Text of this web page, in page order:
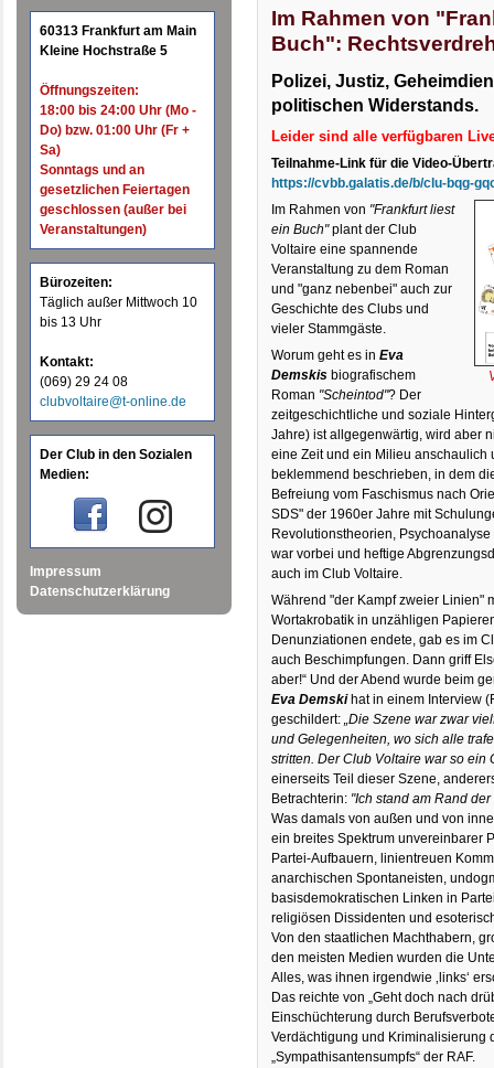
60313 Frankfurt am Main
Kleine Hochstraße 5
Öffnungszeiten:
18:00 bis 24:00 Uhr (Mo -
Do) bzw. 01:00 Uhr (Fr +
Sa)
Sonntags und an
gesetzlichen Feiertagen
geschlossen (außer bei
Veranstaltungen)
Bürozeiten:
Täglich außer Mittwoch 10
bis 13 Uhr
Kontakt:
(069) 29 24 08
clubvoltaire@t-online.de
Der Club in den Sozialen
Medien:
Impressum
Datenschutzerklärung
Im Rahmen von
Buch":
Polizei, Justiz,
politischen Widerstands.
Leider sind alle verfügbaren
Teilnahme-Link für die Video-
https://cvbb.galatis.de/b/clu-bqg-
Im Rahmen von "Frankfurt liest
ein Buch"plant der Club
Voltaire eine spannende
Veranstaltung zu dem Roman
und "ganz nebenbei" auch zur
Geschichte des Clubs und
vieler Stammgäste.
Worum geht es inEva
Demskis biografischem
Roman "Scheintod"? Der
zeitgeschichtliche und soziale
Jahre) ist allgegenwärtig, wird aber
eine Zeit und ein Milieu anschaulich
beklemmend beschrieben, in dem
Befreiung vom Faschismus nach
SDS" der 1960er Jahre mit
Revolutionstheorien,
war vorbei und heftige
auch im Club Voltaire.
Während "der Kampf zweier Linien"
Wortakrobatik in unzähligen
Denunziationen endete, gab es im
auch Beschimpfungen. Dann griff
aber!“ Und der Abend wurde beim
Eva Demski hat in einem Interview
geschildert:„Die Szene war zwar
und Gelegenheiten, wo sich alle
stritten. Der Club Voltaire war so ein
einerseits Teil dieser Szene,
Betrachterin: "Ich stand am Rand
Was damals von außen und von
ein breites Spektrum unvereinbarer
Partei-Aufbauern, linientreuen
anarchischen Spontaneisten,
basisdemokratischen Linken in
religiösen Dissidenten und
Von den staatlichen Machthabern,
den meisten Medien wurden die
Alles, was ihnen irgendwie ‚links‘
Das reichte von „Geht doch nach
Einschüchterung durch
Verdächtigung und Kriminalisierung
„Sympathisantensumpfs“ der RAF.